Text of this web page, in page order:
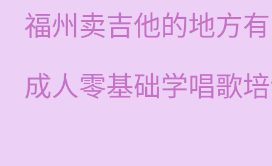
福州卖吉他的地方
成人零基础学唱歌